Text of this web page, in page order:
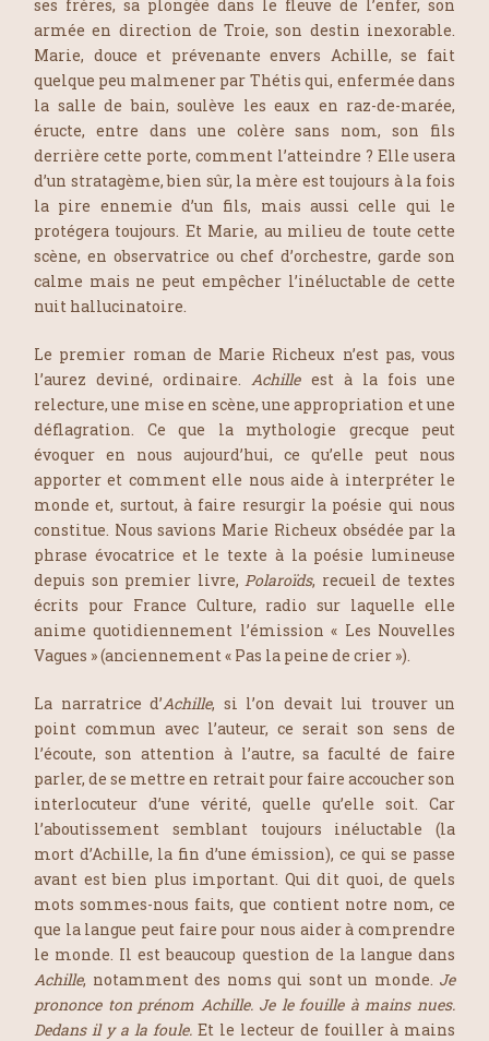
ses frères, sa plongée dans le fleuve de l’enfer, son
armée en direction de Troie, son destin inexorable.
Marie, douce et prévenante envers Achille, se fait
quelque peu malmener par Thétis qui, enfermée dans
la salle de bain, soulève les eaux en raz-de-marée,
éructe, entre dans une colère sans nom, son fils
derrière cette porte, comment l’atteindre ? Elle usera
d’un stratagème, bien sûr, la mère est toujours à la fois
la pire ennemie d’un fils, mais aussi celle qui le
protégera toujours. Et Marie, au milieu de toute cette
scène, en observatrice ou chef d’orchestre, garde son
calme mais ne peut empêcher l’inéluctable de cette
nuit hallucinatoire.
Le premier roman de Marie Richeux n’est pas, vous
l’aurez deviné, ordinaire. Achilleest à la fois une
relecture, une mise en scène, une appropriation et une
déflagration. Ce que la mythologie grecque peut
évoquer en nous aujourd’hui, ce qu’elle peut nous
apporter et comment elle nous aide à interpréter le
monde et, surtout, à faire resurgir la poésie qui nous
constitue. Nous savions Marie Richeux obsédée par la
phrase évocatrice et le texte à la poésie lumineuse
depuis son premier livre, Polaroïds, recueil de textes
écrits pour France Culture, radio sur laquelle elle
anime quotidiennement l’émission « Les Nouvelles
Vagues » (anciennement « Pas la peine de crier »).
La narratrice d’Achille, si l’on devait lui trouver un
point commun avec l’auteur, ce serait son sens de
l’écoute, son attention à l’autre, sa faculté de faire
parler, de se mettre en retrait pour faire accoucher son
interlocuteur d’une vérité, quelle qu’elle soit. Car
l’aboutissement semblant toujours inéluctable (la
mort d’Achille, la fin d’une émission), ce qui se passe
avant est bien plus important. Qui dit quoi, de quels
mots sommes-nous faits, que contient notre nom, ce
que la langue peut faire pour nous aider à comprendre
le monde. Il est beaucoup question de la langue dans
Achille, notamment des noms qui sont un monde. Je
prononce ton prénom Achille. Je le fouille à mains nues.
Dedans il y a la foule. Et le lecteur de fouiller à mains